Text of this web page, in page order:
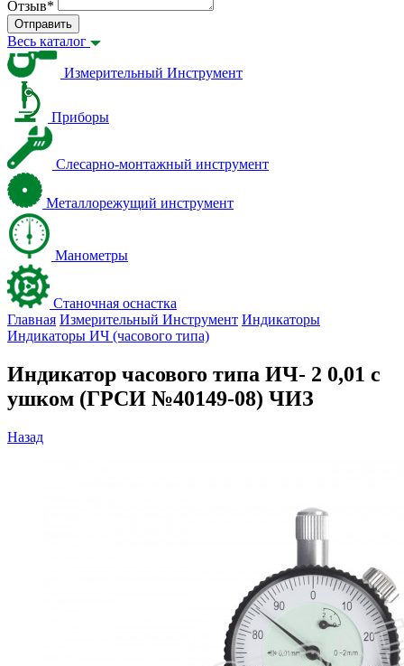
Отзыв*
Отправить
Весь каталог
Измерительный Инструмент
Приборы
Слесарно-монтажный инструмент
Металлорежущий инструмент
Манометры
Станочная оснастка
Главная Измерительный Инструмент Индикаторы
Индикаторы ИЧ (часового типа)
Индикатор часового типа ИЧ- 2 0,01 с
ушком (ГРСИ №40149-08) ЧИЗ
Назад